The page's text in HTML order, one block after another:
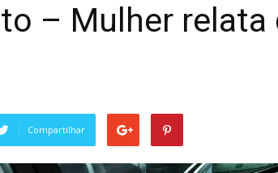
– Mulher relata
Compartilhar